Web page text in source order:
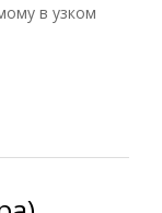
в узком